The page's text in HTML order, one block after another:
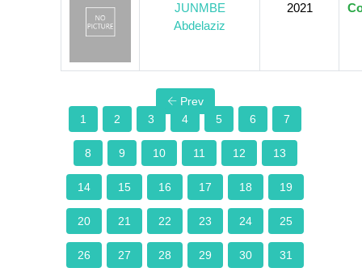
JUNMBE
Abdelaziz
2021
Prev
1
2 3 4 5 6 7
8 9 10 11 12 13
14 15 16 17 18 19
20 21 22 23 24 25
26 27 28 29 30 31